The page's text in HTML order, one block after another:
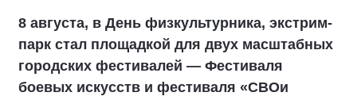
8 августа, в День физкультурника, экстрим-
парк стал площадкой для двух масштабных
городских фестивалей — Фестиваля
боевых искусств и фестиваля «СВОи